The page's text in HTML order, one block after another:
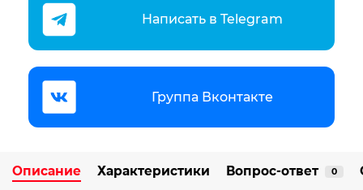
Написать в Telegram
Группа Вконтакте
Описание Характеристики Вопрос-ответ 0